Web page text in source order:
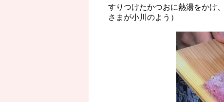
すりつけたかつおに熱湯をかけ
さまが小川のよう）